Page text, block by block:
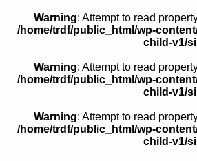
Warning: Attempt to read
/home/trdf/public_html/wp-
child-v1/
Warning: Attempt to read
/home/trdf/public_html/wp-
child-v1/
Warning: Attempt to read
/home/trdf/public_html/wp-
child-v1/